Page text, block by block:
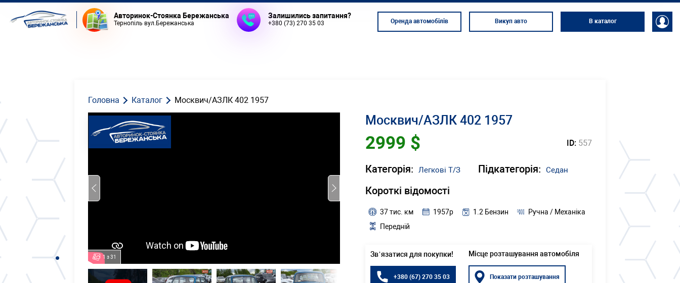
Авторинок-Стоянка Бережанська
Тернопіль вул.Бережанська
Залишились запитання?
+380 (73) 270 35 03 Оренда автомобілів Викуп авто В каталог
Головна Каталог Москвич/АЗЛК 402 1957
1 з 31
Москвич/АЗЛК 402 1957
2999 $ ID: 557
Категорія: Легкові Т/З Підкатегорія: Седан
Короткі відомості
37 тис. км 1957р 1.2 Бензин
Ручна / Механіка
Передній
Зв’язатися для покупки!
+380 (67) 270 35 03
Місце розташування автомобіля
Показати розташування